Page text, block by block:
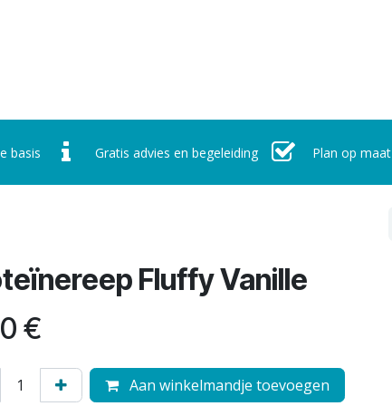
basis Gratis advies en begeleiding Plan op maat
Fluffy Vanille
€
Aan winkelmandje toevoegen